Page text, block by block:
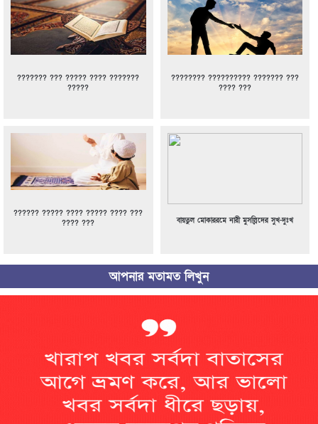
??????? ??? ????? ???? ???????
?????
???????? ?????????? ??????? ???
???? ???
?????? ????? ???? ????? ???? ???
???? ???
বায়তুল মোকাররমে নারী মুসল্লিদের সুখ-দুঃখ
আপনার মতামত লিখুন